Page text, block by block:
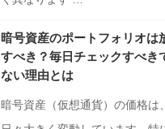
暗号資産のポートフォリオは
すべき？毎日チェックすべき
ない理由とは
暗号資産（仮想通貨）の価格は、